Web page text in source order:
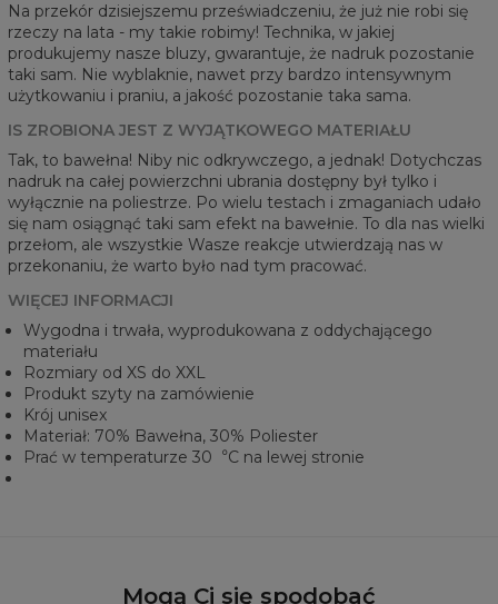
Na przekór dzisiejszemu przeświadczeniu, że już nie robi się
rzeczy na lata - my takie robimy! Technika, w jakiej
produkujemy nasze bluzy, gwarantuje, że nadruk pozostanie
taki sam. Nie wyblaknie, nawet przy bardzo intensywnym
użytkowaniu i praniu, a jakość pozostanie taka sama.
IS ZROBIONA JEST Z WYJĄTKOWEGO MATERIAŁU
Tak, to bawełna! Niby nic odkrywczego, a jednak! Dotychczas
nadruk na całej powierzchni ubrania dostępny był tylko i
wyłącznie na poliestrze. Po wielu testach i zmaganiach udało
się nam osiągnąć taki sam efekt na bawełnie. To dla nas wielki
przełom, ale wszystkie Wasze reakcje utwierdzają nas w
przekonaniu, że warto było nad tym pracować.
WIĘCEJ INFORMACJI
Wygodna i trwała, wyprodukowana z oddychającego
materiału
Rozmiary od XS do XXL
Produkt szyty na zamówienie
Krój unisex
Materiał: 70% Bawełna, 30% Poliester
Prać w temperaturze 30︒C na lewej stronie
Mogą Ci się spodobać